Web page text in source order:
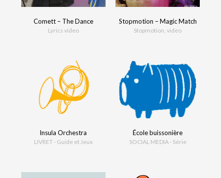
Comett – The Dance
Lyrics video
Stopmotion – Magic Match
Stopmotion, video
Insula Orchestra
LIVRET - Guide et Jeux
École buissonière
SOCIAL MEDIA - Série